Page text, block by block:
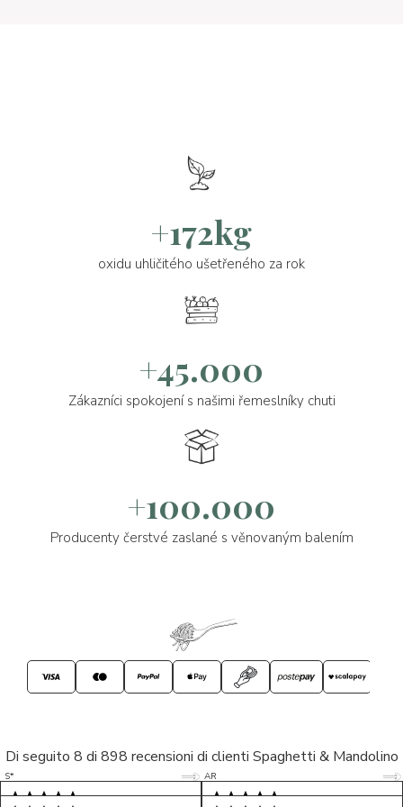
+172kg
oxidu uhličitého ušetřeného za rok
+45.000
Zákazníci spokojení s našimi řemeslníky chuti
+100.000
Producenty čerstvé zaslané s věnovaným balením
Di seguito 8 di 898 recensioni di clienti Spaghetti & Mandolino
S* 5/5
LP 5/5
AR 5/5
D* 5/5